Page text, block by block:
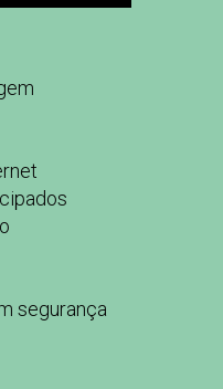
segurança